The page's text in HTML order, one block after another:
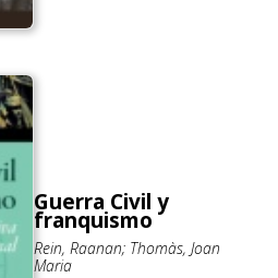
Guerra Civil y
franquismo
Rein, Raanan; Thomàs, Joan
Maria